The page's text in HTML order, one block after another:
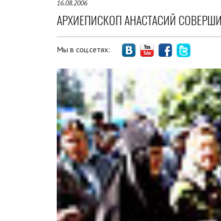
16.08.2006
АРХИЕПИСКОП АНАСТАСИЙ
Мы в соц.сетях: